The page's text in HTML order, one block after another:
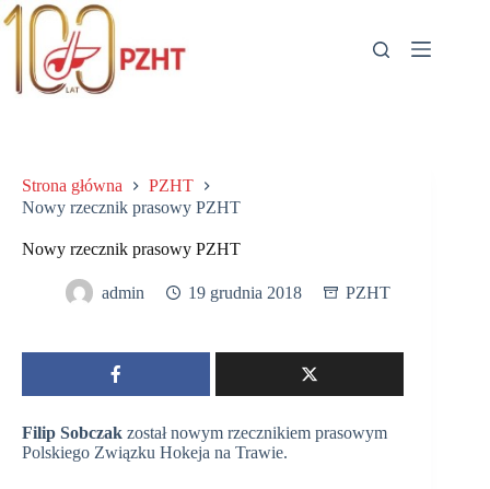
Przejdź
do
Strona główna
PZHT
Nowy rzecznik prasowy PZHT
Nowy rzecznik prasowy PZHT
admin 19 grudnia 2018 PZHT
Filip Sobczak został nowym rzecznikiem prasowym
Polskiego Związku Hokeja na Trawie.